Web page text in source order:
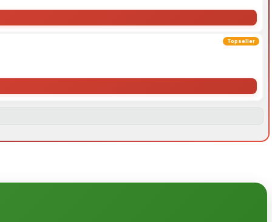
Topseller